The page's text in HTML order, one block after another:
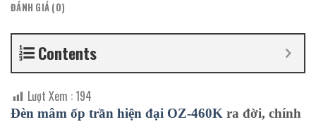
ĐÁNH GIÁ (0)
Contents
Lượt Xem :194
Đèn mâm ốp trần hiện đại OZ-460K ra đời, chính